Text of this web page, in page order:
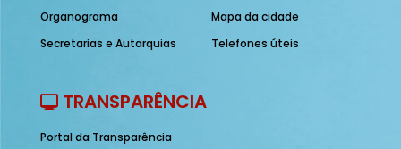
Organograma
Secretarias e Autarquias
Mapa da cidade
Telefones úteis
TRANSPARÊNCIA
Portal da Transparência